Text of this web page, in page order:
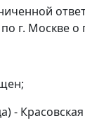
г. Москве
-